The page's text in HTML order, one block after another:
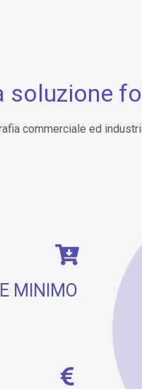
soluzione
commerciale ed
MINIMO